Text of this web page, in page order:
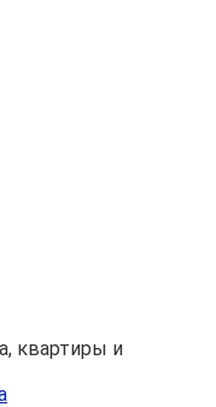
квартиры и